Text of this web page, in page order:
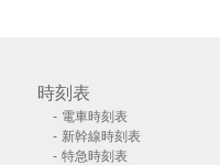
時刻表
電車時刻表
新幹線時刻表
特急時刻表